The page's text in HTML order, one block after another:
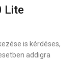
Lite
is kérdéses,
addigra